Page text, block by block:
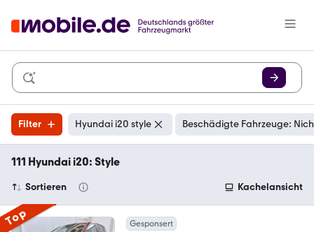
Filter Hyundai i20 style Beschädigte Fahrzeuge:
111 Hyundai i20: Style
Sortieren Kachelansicht
Top Gesponsert